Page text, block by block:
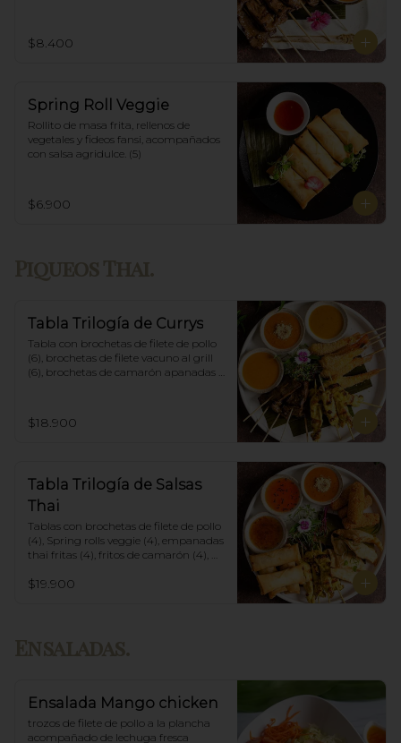
$8.400
Spring Roll Veggie
Rollito de masa frita, rellenos de
vegetales y fideos fansi, acompañados
con salsa agridulce. (5)
$6.900
Tabla Trilogía de Currys
Tabla con brochetas de filete de pollo
(6), brochetas de filete vacuno al grill
(6), brochetas de camarón apanadas
amarillo.
$18.900
Tabla Trilogía de Salsas
Thai
Tablas con brochetas de filete de pollo
(4), Spring rolls veggie (4), empanadas
thai fritas (4), fritos de camarón (4),
Salsa de Maní y Soja spicy.
$19.900
Ensaladas.
Ensalada Mango chicken
trozos de filete de pollo a la plancha
acompañado de lechuga fresca